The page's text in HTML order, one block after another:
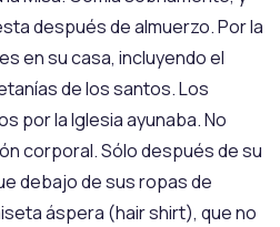
después de almuerzo. Por la
en su casa, incluyendo el
de los santos. Los
por la Iglesia ayunaba. No
corporal. Sólo después de su
debajo de sus ropas de
áspera (hair shirt), que no